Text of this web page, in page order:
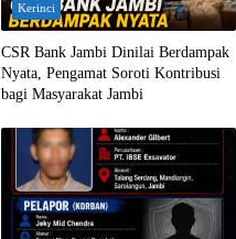
Kerinci
CSR Bank Jambi Dinilai Berdampak
Nyata, Pengamat Soroti Kontribusi
bagi Masyarakat Jambi